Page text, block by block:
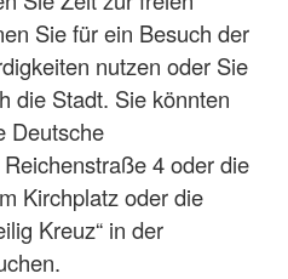
Sie für ein Besuch der
nutzen oder Sie
die Stadt. Sie könnten
Deutsche
4 oder die
Kirchplatz oder die
Kreuz“ in der